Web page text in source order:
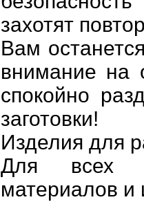
захотят
Вам
внимание на
спокойно
заготовки!
Изделия для
Для всех
материалов и